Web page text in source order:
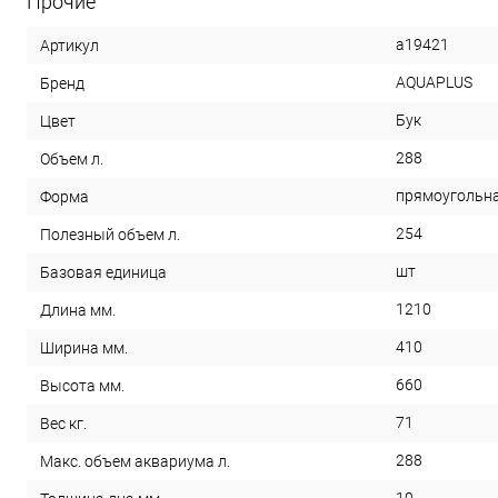
Артикул a19421
Бренд AQUAPLUS
Цвет Бук
Объем л. 288
Форма
Полезный объем л. 254
Базовая единица шт
Длина мм. 1210
Ширина мм. 410
Высота мм. 660
Вес кг. 71
Макс. объем аквариума л. 288